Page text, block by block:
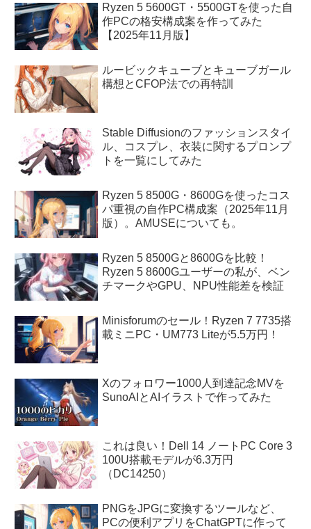
Ryzen 5 5600GT・5500GTを使った自
作PCの格安構成案を作ってみた
【2025年11月版】
ルービックキューブとキューブガール
構想とCFOP法での再特訓
Stable Diffusionのファッションスタイ
ル、コスプレ、衣装に関するプロンプ
トを一覧にしてみた
Ryzen 5 8500G・8600Gを使ったコス
パ重視の自作PC構成案（2025年11月
版）。AMUSEについても。
Ryzen 5 8500Gと8600Gを比較！
Ryzen 5 8600Gユーザーの私が、ベン
チマークやGPU、NPU性能差を検証
Minisforumのセール！Ryzen 7 7735搭
載ミニPC・UM773 Liteが5.5万円！
Xのフォロワー1000人到達記念MVを
SunoAIとAIイラストで作ってみた
これは良い！Dell 14 ノートPC Core 3
100U搭載モデルが6.3万円
（DC14250）
PNGをJPGに変換するツールなど、
PCの便利アプリをChatGPTに作って